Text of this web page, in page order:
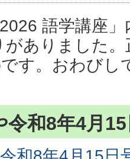
2026 語学講座
がありました
す。おわびし
令和8年4月